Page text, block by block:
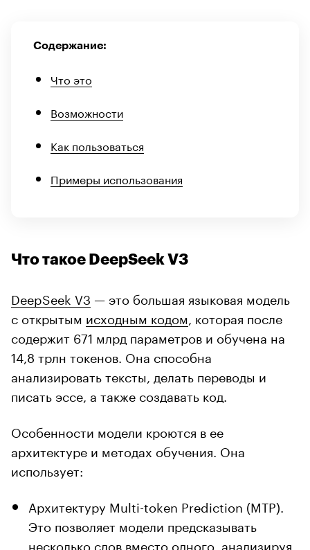
Содержание:
Что это
Возможности
Как пользоваться
Примеры использования
Что такое DeepSeek V3
DeepSeek V3 — это большая языковая модель
с открытым исходным кодом , которая после
содержит 671 млрд параметров и обучена на
14,8 трлн токенов. Она способна
анализировать тексты, делать переводы и
писать эссе, а также создавать код.
Особенности модели кроются в ее
архитектуре и методах обучения. Она
использует:
Архитектуру Multi-token Prediction (MTP).
Это позволяет модели предсказывать
несколько слов вместо одного, анализируя